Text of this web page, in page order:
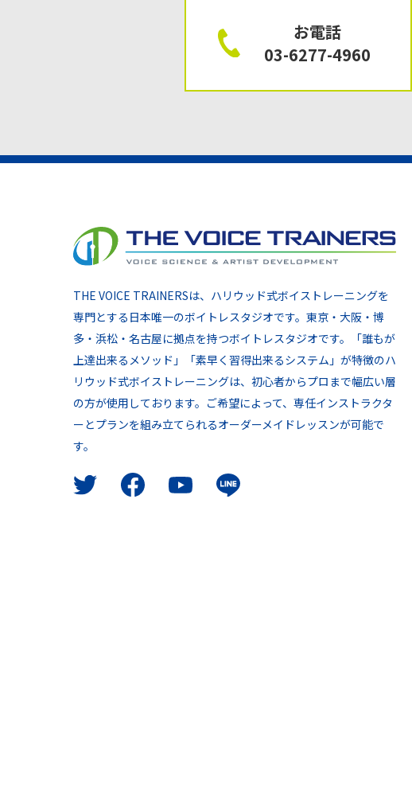
お電話
03-6277-4960
THE VOICE TRAINERSは、ハリウッド式ボイストレーニングを
専門とする日本唯一のボイトレスタジオです。東京・大阪・博
多・浜松・名古屋に拠点を持つボイトレスタジオです。「誰もが
上達出来るメソッド」「素早く習得出来るシステム」が特徴のハ
リウッド式ボイストレーニングは、初心者からプロまで幅広い層
の方が使用しております。ご希望によって、専任インストラクタ
ーとプランを組み立てられるオーダーメイドレッスンが可能で
す。